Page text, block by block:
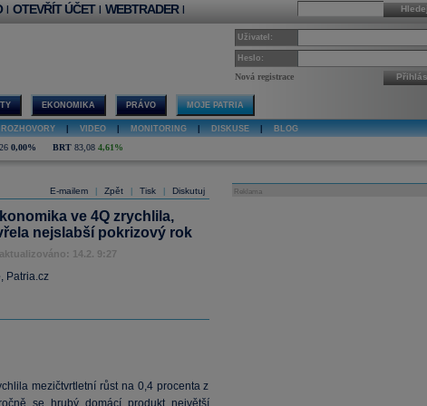
Hledej
| OTEVŘÍT ÚČET | WEBTRADER |
Uživatel:
Heslo:
Nová registrace
EKONOMIKA PRÁVO MOJE PATRIA
ROZHOVORY VIDEO MONITORING DISKUSE BLOG
0,00% BRT 83,08 4,61%
E-mailem Zpět Tisk Diskutuj
ve 4Q zrychlila,
nejslabší pokrizový rok
aktualizováno: 14.2. 9:27
, Patria.cz
mezičtvrtletní růst na 0,4 procenta z
se
hrubý domácí produktnejvětší
Reklama